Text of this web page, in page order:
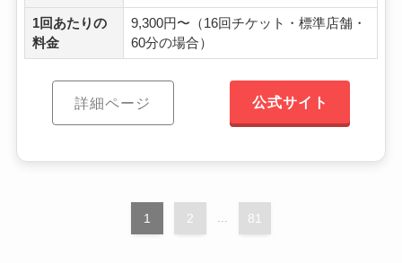
1回あたりの
料金
9,300円〜（16回チケット・標準店舗・
60分の場合）
詳細ページ 公式サイト
1 2 81